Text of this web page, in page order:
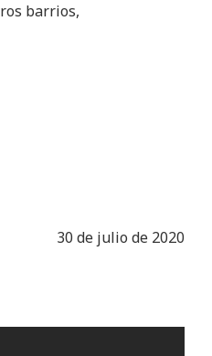
barrios,
30 de julio de 2020